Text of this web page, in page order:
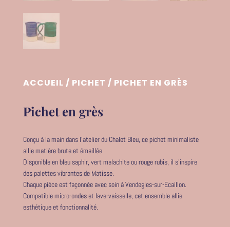
ACCUEIL / PICHET / PICHET EN GRÈS
Pichet en grès
Conçu à la main dans l’atelier du Chalet Bleu, ce pichet minimaliste
allie matière brute et émaillée.
Disponible en bleu saphir, vert malachite ou rouge rubis, il s’inspire
des palettes vibrantes de Matisse.
Chaque pièce est façonnée avec soin à Vendegies-sur-Ecaillon.
Compatible micro-ondes et lave-vaisselle, cet ensemble allie
esthétique et fonctionnalité.